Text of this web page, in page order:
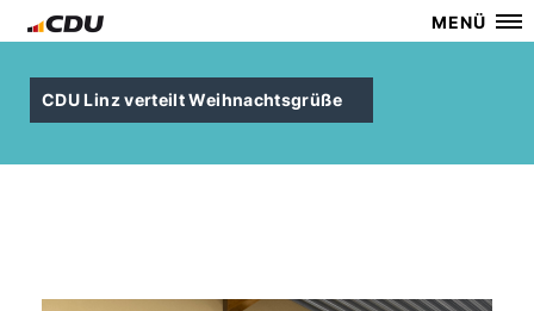
MENÜ
CDU Linz verteilt Weihnachtsgrüße